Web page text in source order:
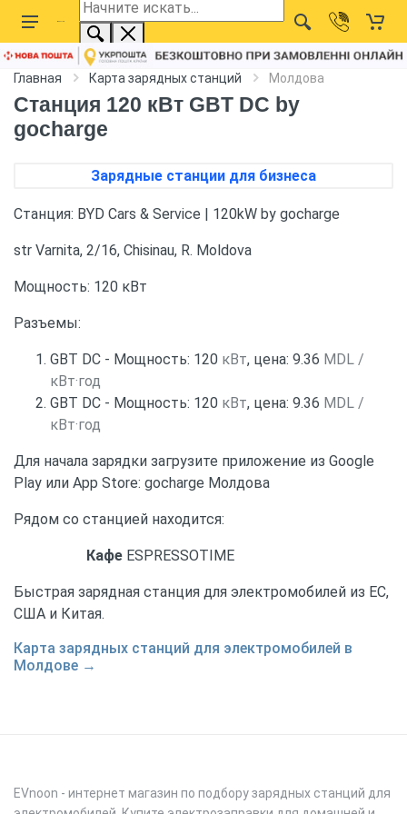
Главная Карта зарядных станций Молдова
Станция 120 кВт GBT DC by
gocharge
Зарядные станции для бизнеса
Станция: BYD Cars & Service | 120kW by gocharge
str Varnita, 2/16, Chisinau, R. Moldova
Мощность: 120 кВт
Разъемы:
GBT DC - Мощность: 120 кВт, цена: 9.36 MDL /
кВт·год
GBT DC - Мощность: 120 кВт, цена: 9.36 MDL /
кВт·год
Для начала зарядки загрузите приложение из Google
Play или App Store: gocharge Молдова
Рядом со станцией находится:
Кафе ESPRESSOTIME
Быстрая зарядная станция для электромобилей из ЕС,
США и Китая.
Карта зарядных станций для электромобилей в
Молдове →
EVnoon - интернет магазин по подбору зарядных станций для